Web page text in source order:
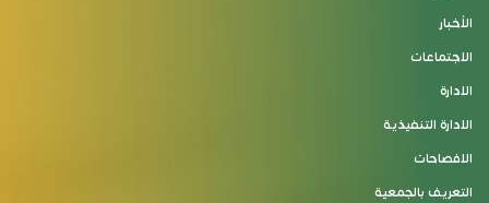
الأخبار
الاجتماعات
الادارة
الادارة التنفيذية
الافصاحات
التعريف بالجمعية